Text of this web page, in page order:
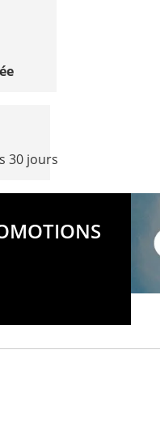
30 jours